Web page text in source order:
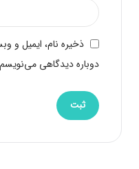
ذخیره نام، ایمیل و
دوباره دیدگاهی